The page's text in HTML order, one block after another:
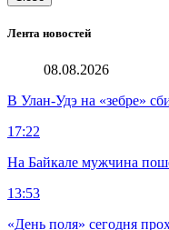
Лента новостей
08.08.2026
В Улан-Удэ на «зебре»
17:22
На Байкале мужчина
13:53
«День поля» сегодня